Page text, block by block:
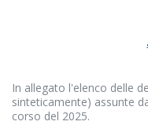
In allegato l'elenco delle
sinteticamente) assunte
corso del 2025.